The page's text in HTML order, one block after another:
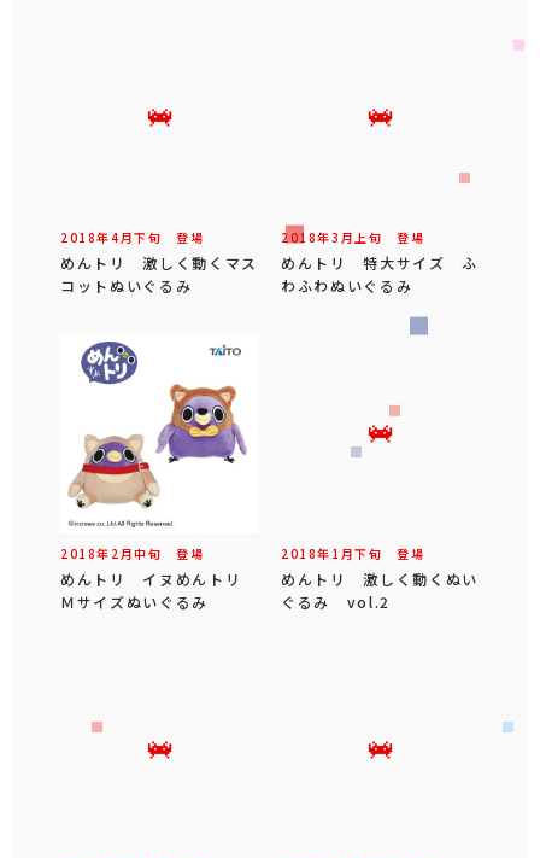
2018年4 月下旬 登場
めんトリ 激しく動くマス
コットぬいぐるみ
2018年3 月 上旬 登場
めんトリ 特大サイズ ふ
わふわぬいぐるみ
2018年 2 月中旬 登場
めんトリ イヌめんトリ
Ｍサイズぬいぐるみ
2018年 1 月下旬 登場
めんトリ 激しく動くぬい
ぐるみ vol.2